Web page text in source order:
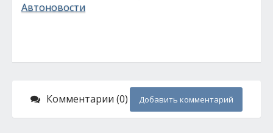
Автоновости
Комментарии (0) Добавить комментарий